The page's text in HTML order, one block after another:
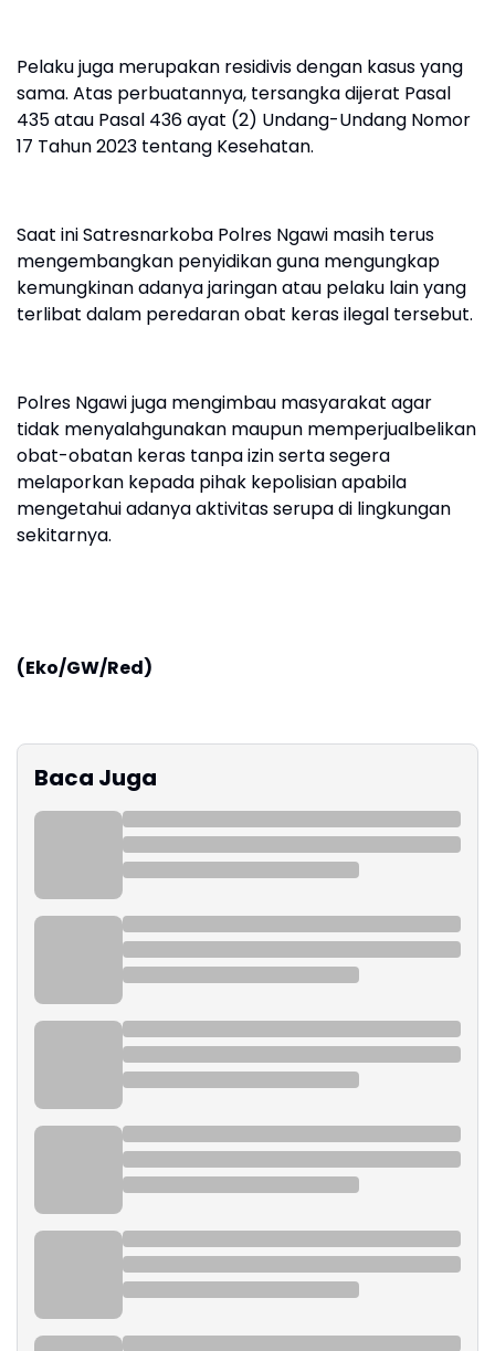
Pelaku juga merupakan residivis dengan kasus yang
sama. Atas perbuatannya, tersangka dijerat Pasal
435 atau Pasal 436 ayat (2) Undang-Undang Nomor
17 Tahun 2023 tentang Kesehatan.
Saat ini Satresnarkoba Polres Ngawi masih terus
mengembangkan penyidikan guna mengungkap
kemungkinan adanya jaringan atau pelaku lain yang
terlibat dalam peredaran obat keras ilegal tersebut.
Polres Ngawi juga mengimbau masyarakat agar
tidak menyalahgunakan maupun memperjualbelikan
obat-obatan keras tanpa izin serta segera
melaporkan kepada pihak kepolisian apabila
mengetahui adanya aktivitas serupa di lingkungan
sekitarnya.
(Eko/GW/Red)
Baca Juga